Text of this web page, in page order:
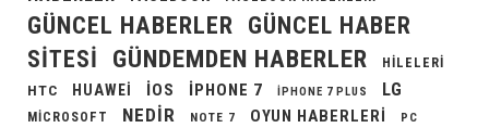
GÜNCEL HABERLER
GÜNCEL HABER
SITESI
GÜNDEMDEN HABERLER
HILELERI
HTC
HUAWEI IOS IPHONE 7 IPHONE 7 PLUS LG
MICROSOFT NEDIR NOTE 7 OYUN HABERLERI PC